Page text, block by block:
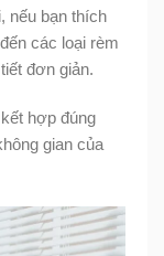
nếu bạn thích
các loại rèm
đơn giản.
hợp đúng
gian của